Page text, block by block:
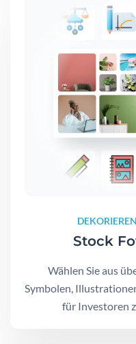
Stock
Wählen Sie aus
Symbolen,
für Investoren